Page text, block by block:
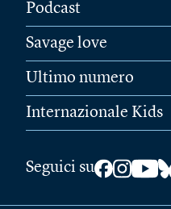
Podcast
Savage love
Ultimo numero
Internazionale Kids
Seguici su